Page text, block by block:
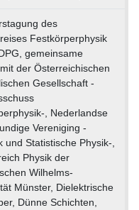
des
Festkörperphysik
gemeinsame
der Österreichischen
Gesellschaft -
, Nederlandse
Vereniging -
und Statistische Physik-,
Physik der
Wilhelms-
Münster, Dielektrische
Dünne Schichten,